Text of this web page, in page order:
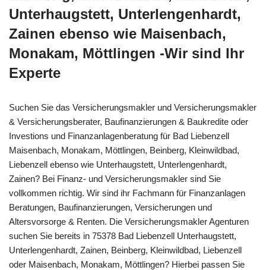
Unterhaugstett, Unterlengenhardt,
Zainen ebenso wie Maisenbach,
Monakam, Möttlingen -Wir sind Ihr
Experte
Suchen Sie das Versicherungsmakler und Versicherungsmakler
& Versicherungsberater, Baufinanzierungen & Baukredite oder
Investions und Finanzanlagenberatung für Bad Liebenzell
Maisenbach, Monakam, Möttlingen, Beinberg, Kleinwildbad,
Liebenzell ebenso wie Unterhaugstett, Unterlengenhardt,
Zainen? Bei Finanz- und Versicherungsmakler sind Sie
vollkommen richtig. Wir sind ihr Fachmann für Finanzanlagen
Beratungen, Baufinanzierungen, Versicherungen und
Altersvorsorge & Renten. Die Versicherungsmakler Agenturen
suchen Sie bereits in 75378 Bad Liebenzell Unterhaugstett,
Unterlengenhardt, Zainen, Beinberg, Kleinwildbad, Liebenzell
oder Maisenbach, Monakam, Möttlingen? Hierbei passen Sie